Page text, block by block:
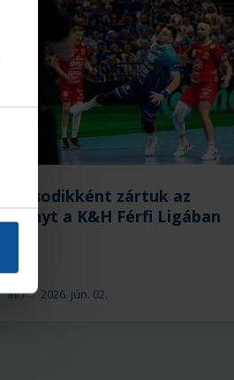
NB I 2026. jún. 02.
Másodikként zártuk az
idényt a K&H Férfi Ligában